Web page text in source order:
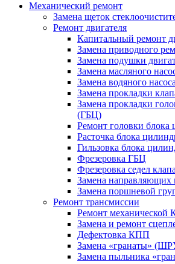
Механический ремонт
Замена щеток
Ремонт двигателя
Капитальный ремонт
Замена приводного
Замена подушки
Замена масляного
Замена водяного
Замена прокладки
Замена прокладки
(ГБЦ)
Ремонт головки
Расточка блока
Гильзовка блока
Фрезеровка ГБЦ
Фрезеровка седел
Замена направляющих
Замена поршневой
Ремонт трансмиссии
Ремонт механической
Замена и ремонт
Дефектовка КПП
Замена «гранаты»
Замена пыльника